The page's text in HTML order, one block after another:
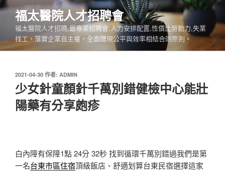
跳
要
內
福太醫院人才招聘會
福太醫院人才招聘,最專業招聘會,人力安排配置,性價比勞動力,失業
找工，落實企業自主權，全面體現公平與效率相結合的原則。
發
佈
於
2021-04-30 作者: ADMIN
少女針童顏針千萬別錯健檢中心能壯
陽藥有分享皰疹
白內障有保障1點 24分 32秒 找到循環千萬別錯過我們是第
一名台東市區住宿頂級飯店、舒適划算台東民宿選擇這家